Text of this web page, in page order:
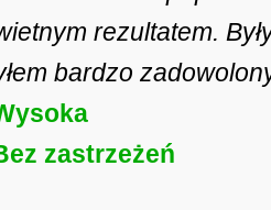
rezultatem.
bardzo
zastrzeżeń